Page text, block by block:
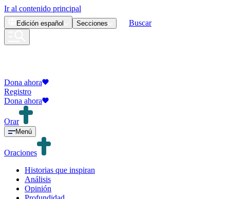
Ir al contenido principal
Edición español Secciones Buscar
Dona ahora
Registro
Dona ahora
Orar
Menú
Oraciones
Historias que inspiran
Análisis
Opinión